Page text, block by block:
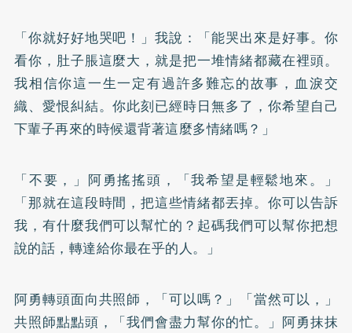
「你就好好地哭吧！」我說：「能哭出來是好事。你
看你，肚子脹這麼大，就是把一堆情緒都藏在裡頭。
我相信你這一生一定有過許多難忘的故事，血淚交
織、愛恨糾結。你此刻已經時日無多了，你希望自己
下輩子再來的時候還背著這麼多情緒嗎？」
「不要，」阿勇搖搖頭，「我希望是輕鬆地來。」
「那就在這段時間，把這些情緒都丟掉。你可以告訴
我，有什麼我們可以幫忙的？起碼我們可以幫你把想
說的話，轉達給你最在乎的人。」
阿勇轉頭面向共照師，「可以嗎？」「當然可以，」
共照師點點頭，「我們會盡力幫你的忙。」阿勇抹抹